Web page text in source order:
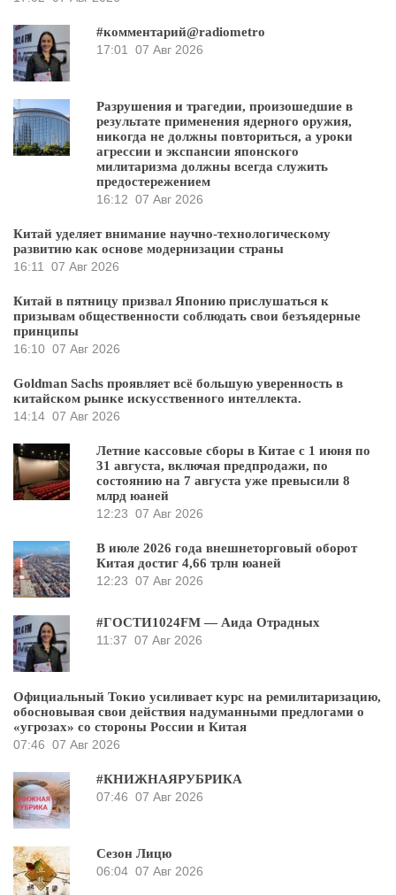
#комментарий@radiometro
17:01
07 Авг 2026
Разрушения и трагедии, произошедшие в
результате применения ядерного оружия,
никогда не должны повториться, а уроки
агрессии и экспансии японского
милитаризма должны всегда служить
предостережением
16:12 07 Авг 2026
Китай уделяет внимание научно-технологическому
развитию как основе модернизации страны
16:11
07 Авг 2026
Китай в пятницу призвал Японию прислушаться к
призывам общественности соблюдать свои безъядерные
принципы
16:10 07 Авг 2026
Goldman Sachs проявляет всё большую уверенность в
китайском рынке искусственного интеллекта.
14:14 07 Авг 2026
Летние кассовые сборы в Китае с 1 июня по
31 августа, включая предпродажи, по
состоянию на 7 августа уже превысили 8
млрд юаней
12:23 07 Авг 2026
В июле 2026 года внешнеторговый оборот
Китая достиг 4,66 трлн юаней
12:23 07 Авг 2026
#ГОСТИ1024FM — Аида Отрадных
11:37 07 Авг 2026
Официальный Токио усиливает курс на ремилитаризацию,
обосновывая свои действия надуманными предлогами о
«угрозах» со стороны России и Китая
07:46 07 Авг 2026
#КНИЖНАЯРУБРИКА
07:46 07 Авг 2026
Сезон Лицю
06:04 07 Авг 2026